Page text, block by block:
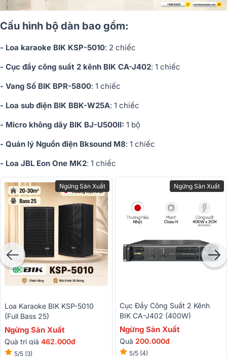
Cấu hình bộ dàn bao gồm:
- Loa karaoke BIK KSP-5010: 2 chiếc
- Cục đẩy công suất 2 kênh BIK CA-J402: 1 chiếc
- Vang Số BIK BPR-5800: 1 chiếc
- Loa sub điện BIK BBK-W25A: 1 chiếc
- Micro không dây BIK BJ-U500II: 1 bộ
- Quản lý Nguồn điện Bksound M8: 1 chiếc
- Loa JBL Eon One MK2: 1 chiếc
Ngừng Sản Xuất
Loa Karaoke BIK KSP-5010
(Full Bass 25)
Ngừng Sản Xuất
Quà trị giá 462.000đ
5/5 (3)
Ngừng Sản Xuất
Cục Đẩy Công Suất 2 Kênh
BIK CA-J402 (400W)
Ngừng Sản Xuất
Quà 200.000đ
5/5 (4)